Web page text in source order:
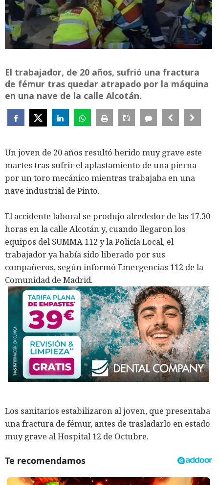
El trabajador, de 20 años, sufrió una fractura
de fémur tras quedar atrapado por la máquina
en una nave de la calle Alcotán.
Un joven de 20 años resultó herido muy grave este
martes tras sufrir el aplastamiento de una pierna
por un toro mecánico mientras trabajaba en una
nave industrial de Pinto.
El accidente laboral se produjo alrededor de las 17.30
horas en la calle Alcotán y, cuando llegaron los
equipos del SUMMA 112 y la Policía Local, el
trabajador ya había sido liberado por sus
compañeros, según informó Emergencias 112 de la
Comunidad de Madrid.
Los sanitarios estabilizaron al joven, que presentaba
una fractura de fémur, antes de trasladarlo en estado
muy grave al Hospital 12 de Octubre.